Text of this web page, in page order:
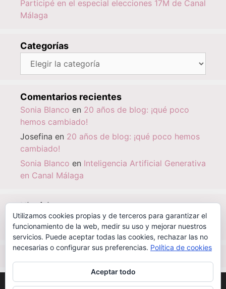
Participé en el especial elecciones 17M de Canal
Málaga
Categorías
Comentarios recientes
Sonia Blanco en 20 años de blog: ¡qué poco
hemos cambiado!
Josefina en 20 años de blog: ¡qué poco hemos
cambiado!
Sonia Blanco en Inteligencia Artificial Generativa
en Canal Málaga
Histórico
Histórico
Utilizamos cookies propias y de terceros para garantizar el
funcionamiento de la web, medir su uso y mejorar nuestros
servicios. Puede aceptar todas las cookies, rechazar las no
necesarias o configurar sus preferencias. Política de cookies
Aceptar todo